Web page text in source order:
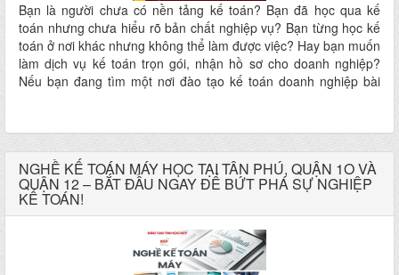
Bạn là người chưa có nền tảng kế toán? Bạn đã học qua kế
toán nhưng chưa hiểu rõ bản chất nghiệp vụ? Bạn từng học kế
toán ở nơi khác nhưng không thể làm được việc? Hay bạn muốn
làm dịch vụ kế toán trọn gói, nhận hồ sơ cho doanh nghiệp?
Nếu bạn đang tìm một nơi đào tạo kế toán doanh nghiệp bài
NGHỀ KẾ TOÁN MÁY HỌC TẠI TÂN PHÚ, QUẬN 1O VÀ
QUẬN 12 – BẮT ĐẦU NGAY ĐỂ BỨT PHÁ SỰ NGHIỆP
KẾ TOÁN!